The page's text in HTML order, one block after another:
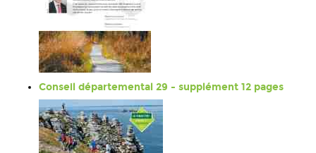
Conseil départemental 29 - supplément 12 pages